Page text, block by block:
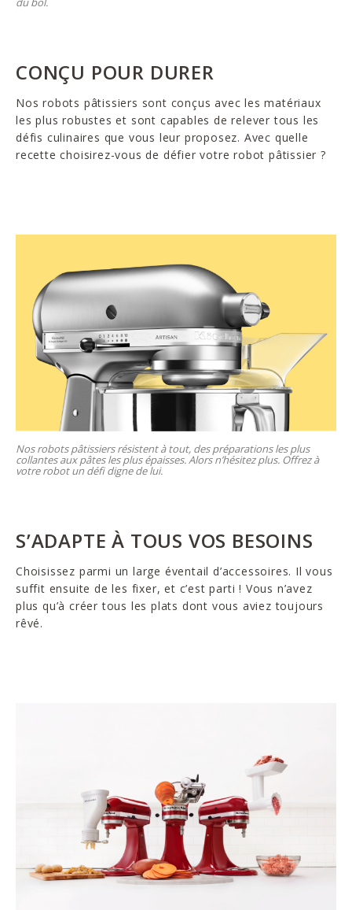
CONÇU POUR DURER
Nos robots pâtissiers sont conçus avec les matériaux
les plus robustes et sont capables de relever tous les
défis culinaires que vous leur proposez. Avec quelle
recette choisirez-vous de défier votre robot pâtissier ?
Nos robots pâtissiers résistent à tout, des préparations les plus
collantes aux pâtes les plus épaisses. Alors n’hésitez plus. Offrez à
votre robot un défi digne de lui.
S’ADAPTE À TOUS VOS BESOINS
Choisissez parmi un large éventail d’accessoires. Il vous
suffit ensuite de les fixer, et c’est parti ! Vous n’avez
plus qu’à créer tous les plats dont vous aviez toujours
rêvé.